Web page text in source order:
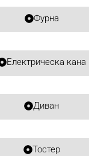
Тостер
Диван
Електрическа кана
Фурна